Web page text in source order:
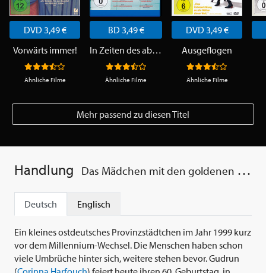
DVD 3,49 €
Vorwärts immer!
Ähnliche Filme
BD 3,49 €
In Zeiten des abnehmenden Lichts
Ähnliche Filme
DVD 3,49 €
Ausgeflogen
Ähnliche Filme
Mehr passend zu diesen Titel
Handlung Das Mädchen mit den goldenen Händen
Deutsch Englisch
Ein kleines ostdeutsches Provinzstädtchen im Jahr 1999 kurz
vor dem Millennium-Wechsel. Die Menschen haben schon
viele Umbrüche hinter sich, weitere stehen bevor. Gudrun